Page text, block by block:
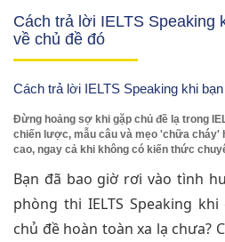
Cách trả lời IELTS Speaking
về chủ đề đó
Cách trả lời IELTS Speaking khi
Đừng hoảng sợ khi gặp chủ đề lạ trong
chiến lược, mẫu câu và mẹo 'chữa cháy'
cao, ngay cả khi không có kiến thức
Bạn đã bao giờ rơi vào tình
phòng thi IELTS Speaking
chủ đề hoàn toàn xa lạ chưa?